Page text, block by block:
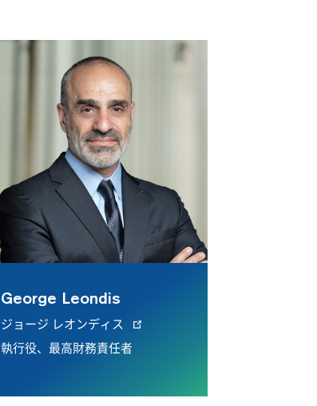
George Leondis
ジョージ レオンディス
執行役、最高財務責任者